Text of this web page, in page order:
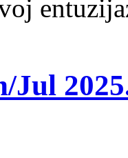
Jul